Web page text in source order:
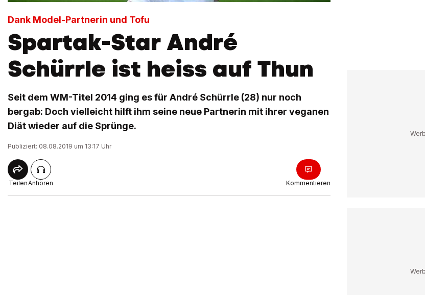
Dank Model-Partnerin und Tofu
Spartak-Star André
Schürrle ist heiss auf Thun
Seit dem WM-Titel 2014 ging es für André Schürrle (28) nur noch
bergab: Doch vielleicht hilft ihm seine neue Partnerin mit ihrer veganen
Diät wieder auf die Sprünge.
Publiziert: 08.08.2019 um 13:17 Uhr
TeilenAnhören Kommentieren